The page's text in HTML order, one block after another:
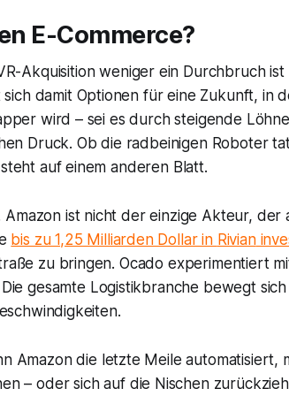
E-Commerce?
-Akquisition weniger ein Durchbruch ist
damit Optionen für eine Zukunft, in
wird – sei es durch steigende
Druck. Ob die radbeinigen Roboter
auf einem anderen Blatt.
Amazon ist nicht der einzige Akteur, der
bis zu 1,25 Milliarden Dollar in Rivian
zu bringen. Ocado experimentiert
Die gesamte Logistikbranche bewegt
Amazondie letzte Meile automatisiert,
– oder sich auf die Nischen